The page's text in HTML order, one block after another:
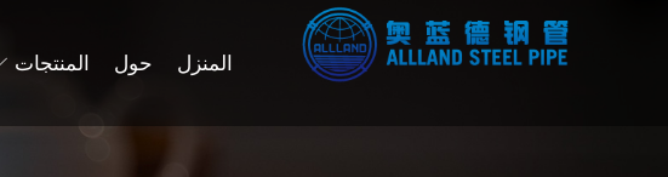
المنزل حول المنتجات